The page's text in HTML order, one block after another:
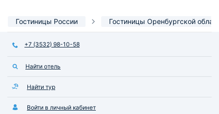
Гостиницы России Гостиницы Оренбургской
+7 (3532) 98-10-58
Найти отель
Найти тур
Войти в личный кабинет